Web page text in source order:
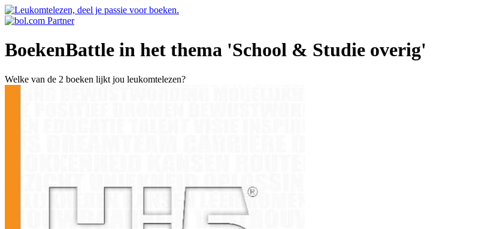
BoekenBattle in het thema 'School & Studie overig'
Welke van de 2 boeken lijkt jou leukomtelezen?